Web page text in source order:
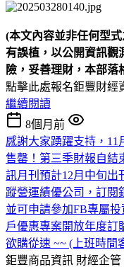
(本文內容並非任何型
有誤植，以公開資訊觀
險，妥善理財，本部落
點擊此處報名鉅豐財經
繼續閱讀
8個月前
感謝大家踴躍支持，11
售罄！第三季財報自結
訊月刊預計12月中旬出
蹤營運績優公司，訂閱
並可申請參加FB專屬
戶優惠專案開放年度訂
欲購從速 ~~ (上班時間
鉅豐商品資訊 財經企管